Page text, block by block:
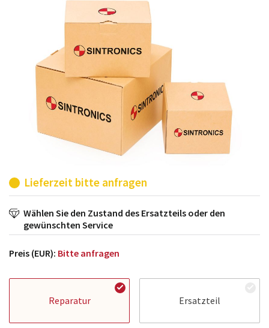
möglich. SINTRONICS ist dann ihr Partner, der
entweder die alten Baugruppen technisch hochwertig
repariert oder ihnen die abgekündigten Baugruppen
aus dem eigenen Lager ersetzt.
Lieferzeit bitte anfragen
Wählen Sie den Zustand des Ersatzteils oder den
gewünschten Service
Preis (EUR): Bitte anfragen
Reparatur Ersatzteil